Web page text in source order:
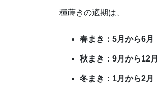
種蒔きの適期は、
春まき：5月から6月
秋まき：9月から12月
冬まき：1月から2月